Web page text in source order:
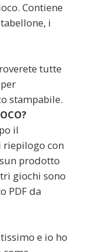
Contiene
i
tutte
stampabile.
il
riepilogo con
prodotto
giochi sono
PDF da
e io ho